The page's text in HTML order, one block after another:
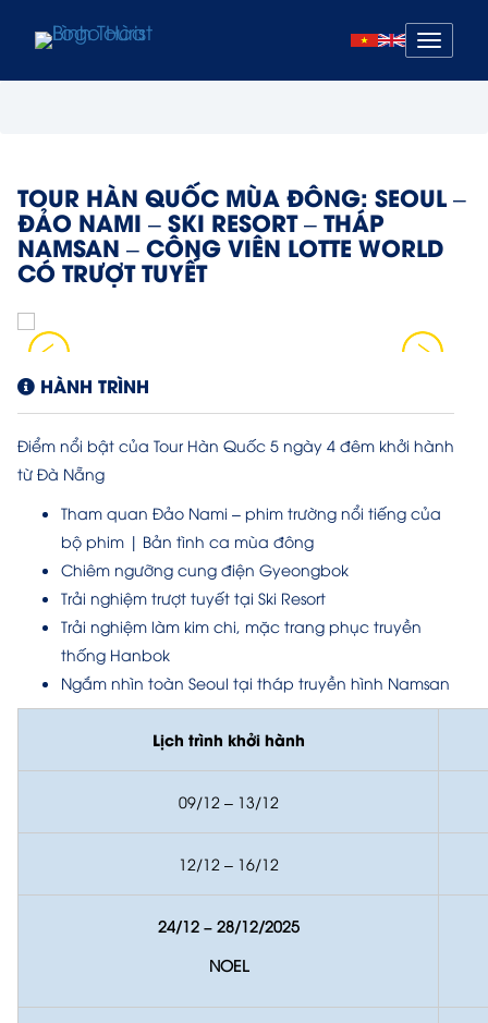
Mở
menu
TOUR HÀN QUỐC MÙA ĐÔNG: SEOUL –
ĐẢO NAMI – SKI RESORT – THÁP
NAMSAN – CÔNG VIÊN LOTTE WORLD
CÓ TRƯỢT TUYẾT
HÀNH TRÌNH
Điểm nổi bật của Tour Hàn Quốc 5 ngày 4 đêm khởi hành
từ Đà Nẵng
Tham quan Đảo Nami – phim trường nổi tiếng của
bộ phim | Bản tình ca mùa đông
Chiêm ngưỡng cung điện Gyeongbok
Trải nghiệm trượt tuyết tại Ski Resort
Trải nghiệm làm kim chi, mặc trang phục truyền
thống Hanbok
Ngắm nhìn toàn Seoul tại tháp truyền hình Namsan
Lịch trình khởi hành
09/12 – 13/12
12/12 – 16/12
24/12 – 28/12/2025
NOEL